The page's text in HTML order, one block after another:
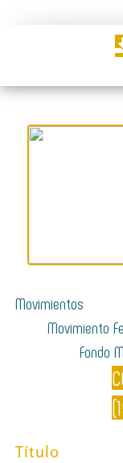
Movimientos
Movimiento
Fondo
Título